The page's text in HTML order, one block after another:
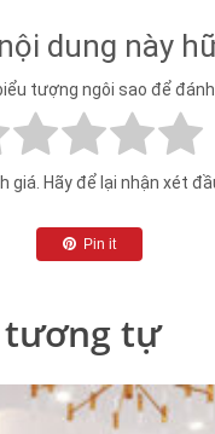
dung này
tượng ngôi sao để
giá. Hãy để lại nhận xét
Pin it
tương tự